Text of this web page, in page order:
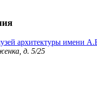
архитектуры имени
д. 5/25